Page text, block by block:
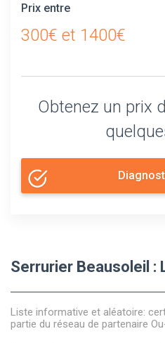
Prix entre
300€ et 1400€
Obtenez un prix
Serrurier Beausoleil :
Liste informative et aléatoire:
partie du réseau de partenaire